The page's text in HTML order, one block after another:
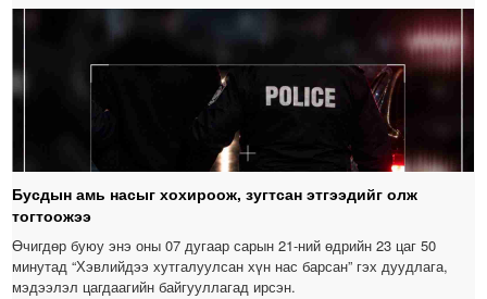
Бусдын амь насыг хохироож, зугтсан этгээдийг олж
тогтоожээ
Өчигдөр буюу энэ оны 07 дугаар сарын 21-ний өдрийн 23 цаг 50
минутад “Хэвлийдээ хутгалуулсан хүн нас барсан” гэх дуудлага,
мэдээлэл цагдаагийн байгууллагад ирсэн.